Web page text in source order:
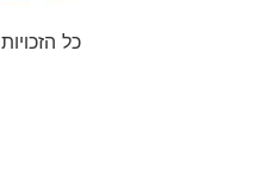
כל הזכויות שמורות